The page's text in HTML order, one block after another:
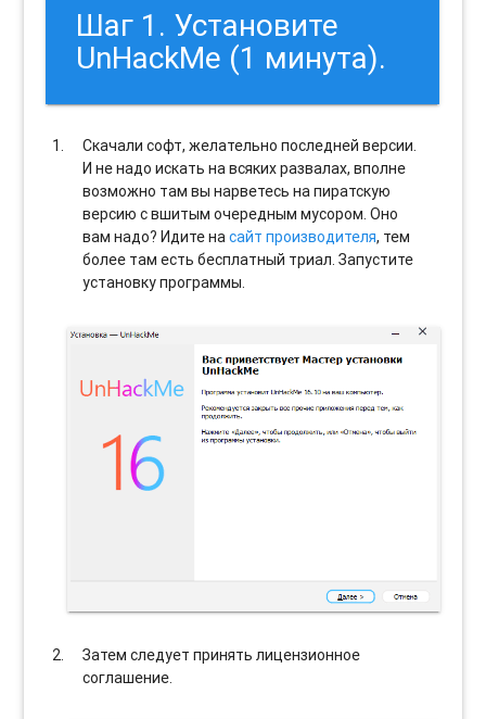
Шаг 1. Установите
UnHackMe (1 минута).
Скачали софт, желательно последней версии.
И не надо искать на всяких развалах, вполне
возможно там вы нарветесь на пиратскую
версию с вшитым очередным мусором. Оно
вам надо? Идите насайт производителя, тем
более там есть бесплатный триал. Запустите
установку программы.
Затем следует принять лицензионное
соглашение.